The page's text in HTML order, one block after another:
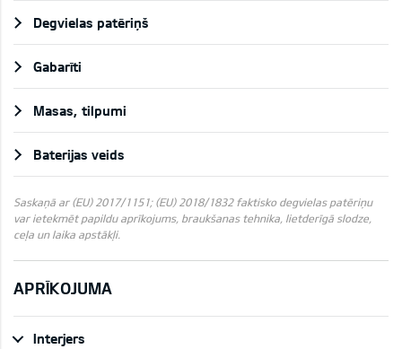
Degvielas patēriņš
Gabarīti
Masas, tilpumi
Baterijas veids
Saskaņā ar (EU) 2017/1151; (EU) 2018/1832 faktisko degvielas patēriņu
var ietekmēt papildu aprīkojums, braukšanas tehnika, lietderīgā slodze,
ceļa un laika apstākļi.
APRĪKOJUMA
Interjers